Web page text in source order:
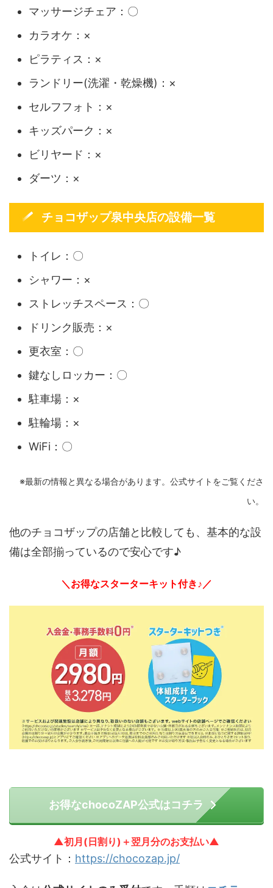
マッサージチェア：〇
カラオケ：×
ピラティス：×
ランドリー(洗濯・乾燥機)：×
セルフフォト：×
キッズパーク：×
ビリヤード：×
ダーツ：×
チョコザップ泉中央店の設備一覧
トイレ：〇
シャワー：×
ストレッチスペース：〇
ドリンク販売：×
更衣室：〇
鍵なしロッカー：〇
駐車場：×
駐輪場：×
WiFi：〇
※最新の情報と異なる場合があります。公式サイトをご覧くださ
い。
他のチョコザップの店舗と比較しても、基本的な設
備は全部揃っているので安心です♪
＼お得なスターターキット付き♪／
お得なchocoZAP公式はコチラ
▲初月(日割り)＋翌月分のお支払い▲
公式サイト： https://chocozap.jp/